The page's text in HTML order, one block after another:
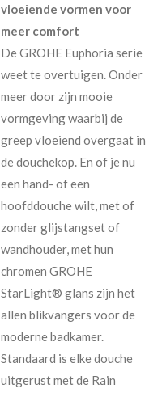
vloeiende vormen voor
meer comfort
De GROHE Euphoria serie
weet te overtuigen. Onder
meer door zijn mooie
vormgeving waarbij de
greep vloeiend overgaat in
de douchekop. En of je nu
een hand- of een
hoofddouche wilt, met of
zonder glijstangset of
wandhouder, met hun
chromen GROHE
StarLight® glans zijn het
allen blikvangers voor de
moderne badkamer.
Standaard is elke douche
uitgerust met de Rain